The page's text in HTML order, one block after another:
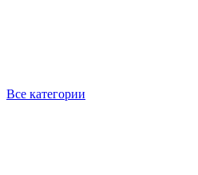
Все категории